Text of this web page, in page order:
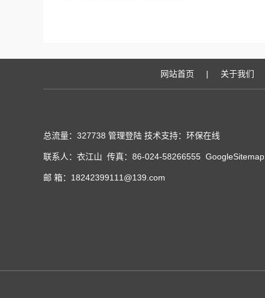
网站首页 | 关于我们
总流量：327738 管理登陆 技术支持： 环保在线
联系人：衣江山 传真：86-024-58266555 GoogleSitemap
邮 箱：18242399111@139.com